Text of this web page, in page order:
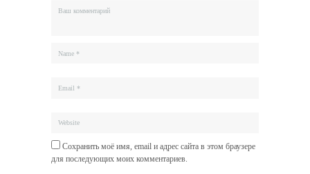
Сохранить моё имя, email и адрес сайта в этом браузере
для последующих моих комментариев.